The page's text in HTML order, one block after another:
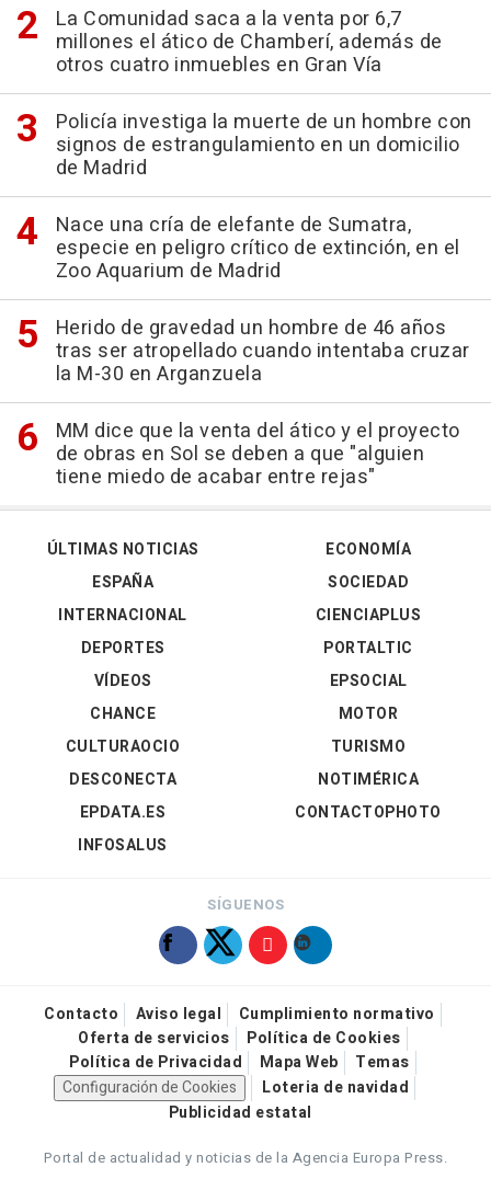
La Comunidad saca a la venta por 6,7
millones el ático de Chamberí, además de
otros cuatro inmuebles en Gran Vía
Policía investiga la muerte de un hombre con
signos de estrangulamiento en un domicilio
de Madrid
Nace una cría de elefante de Sumatra,
especie en peligro crítico de extinción, en el
Zoo Aquarium de Madrid
Herido de gravedad un hombre de 46 años
tras ser atropellado cuando intentaba cruzar
la M-30 en Arganzuela
MM dice que la venta del ático y el proyecto
de obras en Sol se deben a que "alguien
tiene miedo de acabar entre rejas"
ÚLTIMAS NOTICIAS
ESPAÑA
INTERNACIONAL
DEPORTES
VÍDEOS
ECONOMÍA
SOCIEDAD
CIENCIAPLUS
PORTALTIC
EPSOCIAL
CHANCE
CULTURAOCIO
DESCONECTA
EPDATA.ES
INFOSALUS
MOTOR
TURISMO
NOTIMÉRICA
CONTACTOPHOTO
SÍGUENOS
Contacto Aviso legal
Cumplimiento normativo
Oferta de servicios
Política de Cookies
Política de Privacidad
Mapa Web
Temas
Configuración de Cookies
Loteria de navidad
Publicidad estatal
Portal de actualidad y noticias de la Agencia Europa Press.